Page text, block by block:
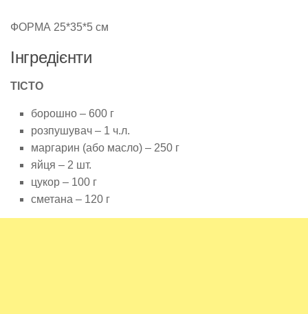
ФОРМА 25*35*5 см
Інгредієнти
ТІСТО
борошно – 600 г
розпушувач – 1 ч.л.
маргарин (або масло) – 250 г
яйця – 2 шт.
цукор – 100 г
сметана – 120 г